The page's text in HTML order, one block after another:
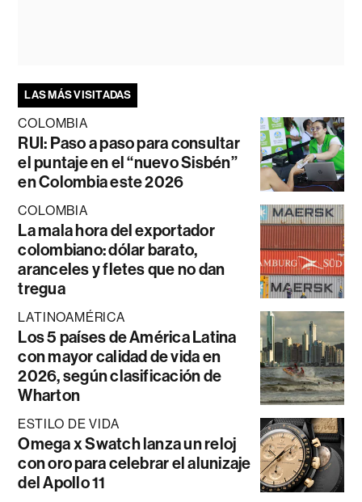
LAS MÁS VISITADAS
COLOMBIA
RUI: Paso a paso para consultar
el puntaje en el “nuevo Sisbén”
en Colombia este 2026
COLOMBIA
La mala hora del exportador
colombiano: dólar barato,
aranceles y fletes que no dan
tregua
LATINOAMÉRICA
Los 5 países de América Latina
con mayor calidad de vida en
2026, según clasificación de
Wharton
ESTILO DE VIDA
Omega x Swatch lanza un reloj
con oro para celebrar el alunizaje
del Apollo 11